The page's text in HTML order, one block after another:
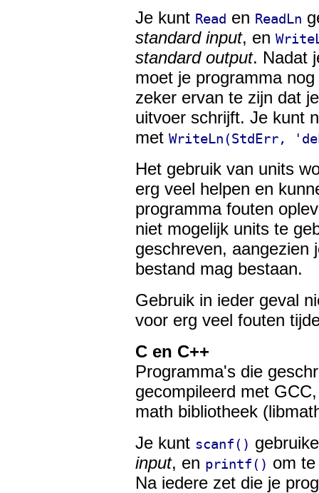
Je kunt Read en ReadLn
standard input, en
standard output. Nadat
moet je programma nog
zeker ervan te zijn dat
uitvoer schrijft. Je kunt
met WriteLn(StdErr,
Het gebruik van units
erg veel helpen en
programma fouten
niet mogelijk units te
geschreven, aangezien
bestand mag bestaan.
Gebruik in ieder geval
voor erg veel fouten
C en C++
Programma's die
gecompileerd met
math bibliotheek
Je kunt scanf()
input, en printf() om
Na iedere zet die je